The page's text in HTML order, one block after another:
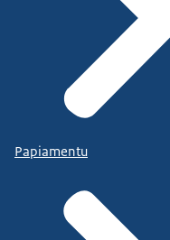
Papiamentu